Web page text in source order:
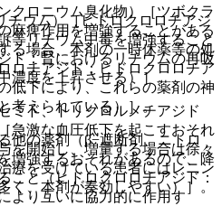
クロニウム臭化物）［ツボクラ
麻痺作用を増強することがある
る場合、本剤の一時休薬等の処
ロチアジド：ヒドロクロロチア
低下により、これらの薬剤の神
考えられている）］。
他の薬剤（β−遮断剤、ニトロ
増強するおそれがあるので、降
こと（ヒドロクロロチアジド：
より互いに協力的に作用す
ウム）［ヒドロクロロチアジ
等リチウム中毒を増強すること
ド：腎におけるリチウムの再吸
濃度を上昇させる）］。
ド、トリクロルメチアジド
急激な血圧低下を起こすおそれ
を開始し、増量する場合は徐々
療を受けている患者にはレニン
く、本剤が奏効しやすい）］。